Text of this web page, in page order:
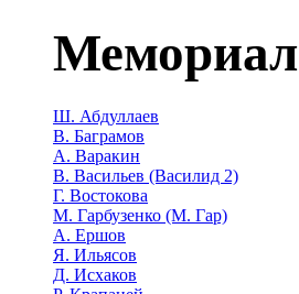
Мемориал
Ш. Абдуллаев
В. Баграмов
А. Варакин
В. Васильев (Василид 2)
Г. Востокова
М. Гарбузенко (М. Гар)
А. Ершов
Я. Ильясов
Д. Исхаков